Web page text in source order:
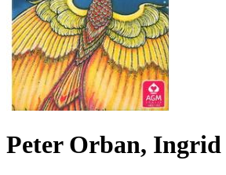
Peter Orban,